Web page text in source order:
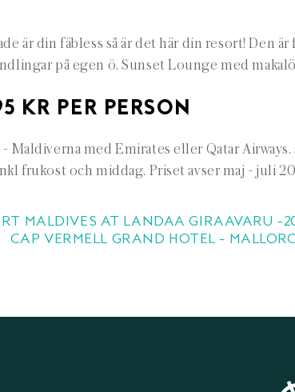
är din fäbless så är det här din resort! Den
på egen ö, Sunset Lounge med
KR PER PERSON
Maldiverna med Emirates eller Qatar
frukost och middag. Priset avser maj - juli
MALDIVES AT LANDAA GIRAAVARU -
CAP VERMELL GRAND HOTEL –